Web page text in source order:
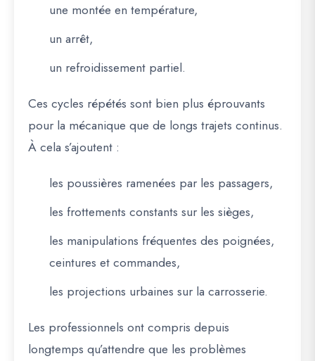
une montée en température,
un arrêt,
un refroidissement partiel.
Ces cycles répétés sont bien plus éprouvants
pour la mécanique que de longs trajets continus.
À cela s’ajoutent :
les poussières ramenées par les passagers,
les frottements constants sur les sièges,
les manipulations fréquentes des poignées,
ceintures et commandes,
les projections urbaines sur la carrosserie.
Les professionnels ont compris depuis
longtemps qu’attendre que les problèmes